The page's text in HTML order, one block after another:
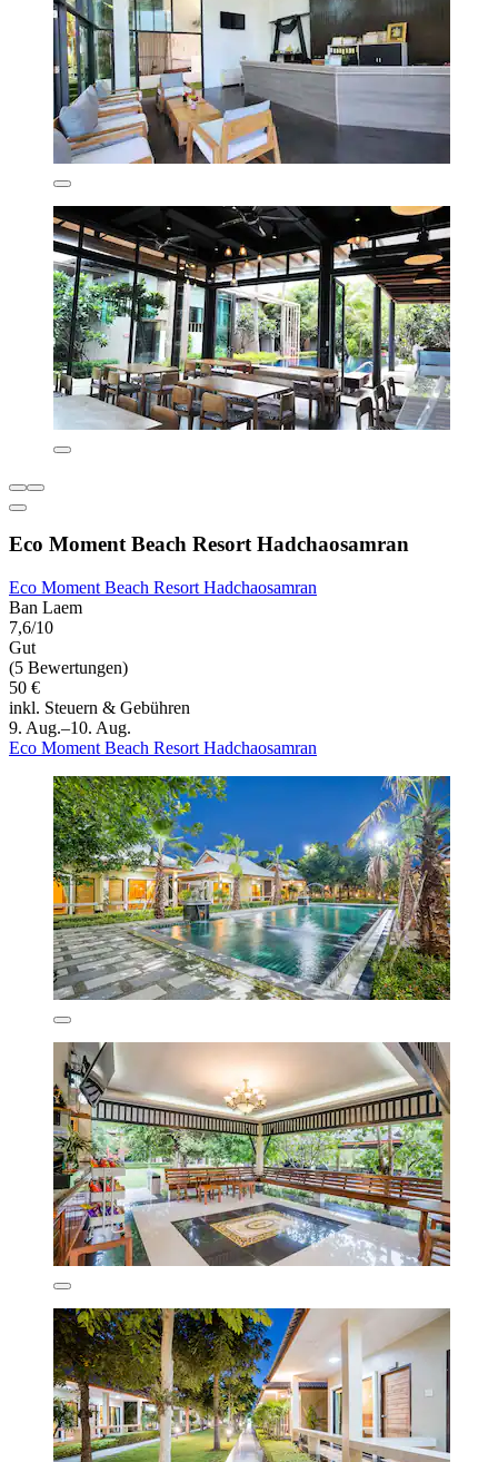
Eco Moment Beach Resort Hadchaosamran
Eco Moment Beach Resort Hadchaosamran
Ban Laem
7,6/10
Gut
(5 Bewertungen)
50 €
inkl. Steuern & Gebühren
9. Aug.–10. Aug.
Eco Moment Beach Resort Hadchaosamran